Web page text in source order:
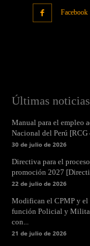
Facebook
Últimas noticias
Manual para el empleo
Nacional del Perú
30 de julio de 2026
Directiva para el
promoción 2027
22 de julio de 2026
Modifican el CPMP y el
función Policial y
con...
21 de julio de 2026